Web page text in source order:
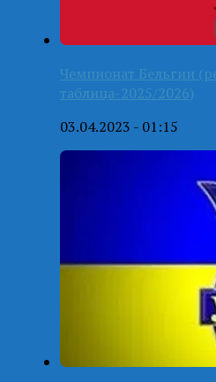
Чемпионат Бельгии
таблица-2025/2026)
03.04.2023 - 01:15